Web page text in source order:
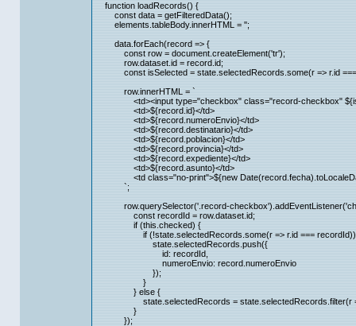
function loadRecords() {
const data = getFilteredData();
elements.tableBody.innerHTML = '';
data.forEach(record => {
const row = document.createElement('tr');
row.dataset.id = record.id;
const isSelected = state.selectedRecords.some(r => r.id ===
row.innerHTML = `
<td><input type="checkbox" class="record-checkbox"
<td>${record.id}</td>
<td>${record.numeroEnvio}</td>
<td>${record.destinatario}</td>
<td>${record.poblacion}</td>
<td>${record.provincia}</td>
<td>${record.expediente}</td>
<td>${record.asunto}</td>
<td class="no-print">${new
`;
row.querySelector('.record-
const recordId = row.dataset.id;
if (this.checked) {
if (!state.selectedRecords.some(r => r.id ===
state.selectedRecords.push({
id: recordId,
numeroEnvio: record.numeroEnvio
});
}
} else {
state.selectedRecords = state.selectedRecords.filter(r =>
}
});